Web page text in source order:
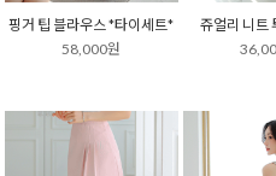
핑거 팁 블라우스 *타이세트*
58,000원
쥬얼리 니트